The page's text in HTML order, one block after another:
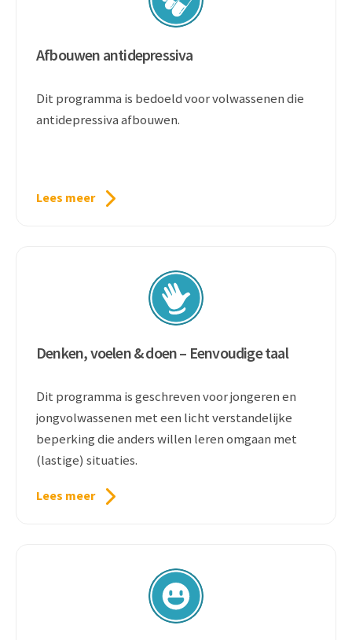
Afbouwen antidepressiva
Dit programma is bedoeld voor volwassenen die
antidepressiva afbouwen.
Lees meer
Denken, voelen & doen – Eenvoudige taal
Dit programma is geschreven voor jongeren en
jongvolwassenen met een licht verstandelijke
beperking die anders willen leren omgaan met
(lastige) situaties.
Lees meer